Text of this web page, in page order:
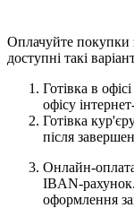
Оплачуйте покупки
доступні такі
Готівка в
офісу
Готівка
після
Онлайн-
IBAN-рахунок.
оформлення